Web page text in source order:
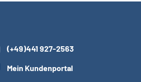
(+49)441 927-2563
Mein Kundenportal